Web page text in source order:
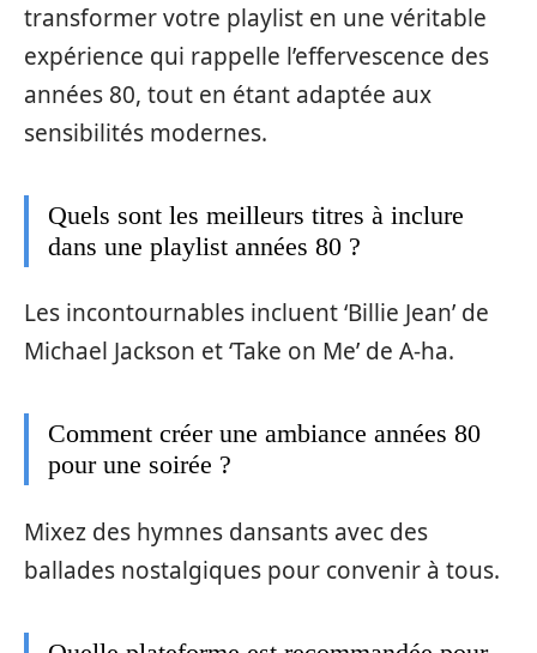
transformer votre playlist en une véritable
expérience qui rappelle l’effervescence des
années 80, tout en étant adaptée aux
sensibilités modernes.
Quels sont les meilleurs titres à inclure
dans une playlist années 80 ?
Les incontournables incluent ‘Billie Jean’ de
Michael Jackson et ‘Take on Me’ de A-ha.
Comment créer une ambiance années 80
pour une soirée ?
Mixez des hymnes dansants avec des
ballades nostalgiques pour convenir à tous.